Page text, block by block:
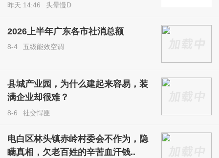
昨天 14:46 头晕慢D
2026上半年广东各市社消总额
8-4 五级能效空调
县城产业园，为什么建起来容易，装
满企业却很难？
8-6 社交悍匪
电白区林头镇赤岭村委会不作为，隐
瞒真相，欠老百姓的辛苦血汗钱..